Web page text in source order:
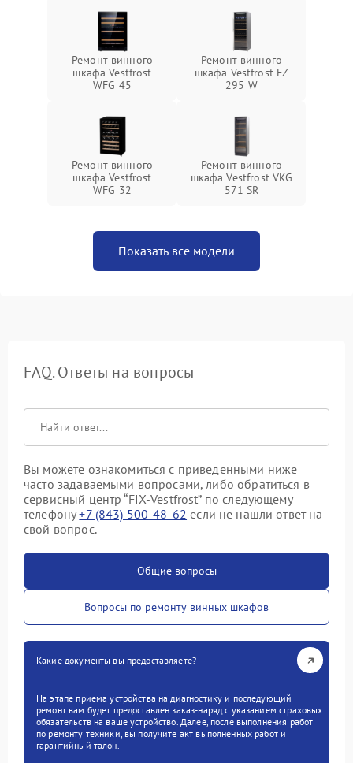
Ремонт винного
шкафа Vestfrost
WFG 45
Ремонт винного
шкафа Vestfrost FZ
295 W
Ремонт винного
шкафа Vestfrost
WFG 32
Ремонт винного
шкафа Vestfrost VKG
571 SR
Показать все модели
FAQ. Ответы на вопросы
Вы можете ознакомиться с приведенными ниже
часто задаваемыми вопросами, либо обратиться в
сервисный центр “FIX-Vestfrost” по следующему
телефону+7 (843) 500-48-62 если не нашли ответ на
свой вопрос.
Общие вопросы
Вопросы по ремонту винных шкафов
Какие документы вы предоставляете?
На этапе приема устройства на диагностику и последующий
ремонт вам будет предоставлен заказ-наряд с указанием страховых
обязательств на ваше устройство. Далее, после выполнения работ
по ремонту техники, вы получите акт выполненных работ и
гарантийный талон.